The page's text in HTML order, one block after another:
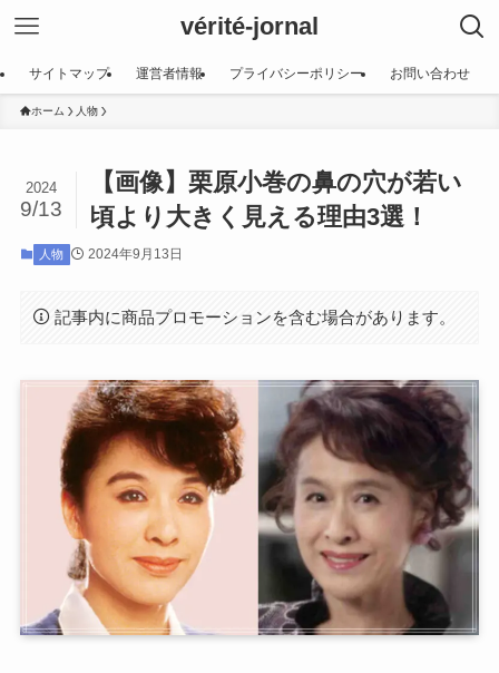
vérité-jornal
サイトマップ 運営者情報 プライバシーポリシー お問い合わせ
ホーム 人物
【画像】栗原小巻の鼻の穴が若い
頃より大きく見える理由3選！
2024
9/13
人物 2024年9月13日
記事内に商品プロモーションを含む場合があります。